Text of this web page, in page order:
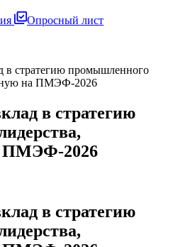
Опросный лист
стратегию промышленного
на ПМЭФ-2026
в стратегию
ПМЭФ-2026
в стратегию